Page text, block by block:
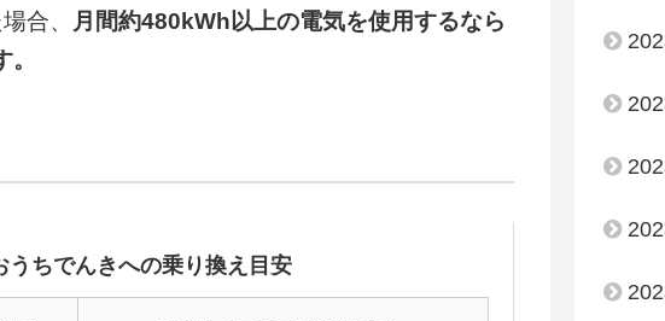
合、 月間約480kWh以上の電気を使用するなら
うちでんきへの乗り換え目安